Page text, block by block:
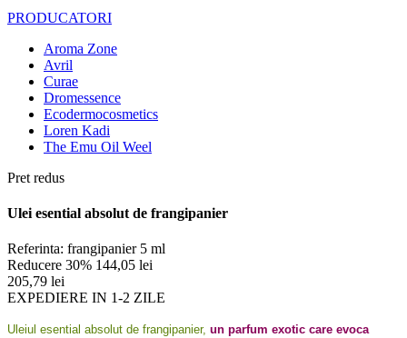
PRODUCATORI
Aroma Zone
Avril
Curae
Dromessence
Ecodermocosmetics
Loren Kadi
The Emu Oil Weel
Pret redus
Ulei esential absolut de frangipanier
Referinta: frangipanier 5 ml
Reducere 30% 144,05 lei
205,79 lei
EXPEDIERE IN 1-2 ZILE
Uleiul esential absolut de frangipanier, un parfum exotic care evoca